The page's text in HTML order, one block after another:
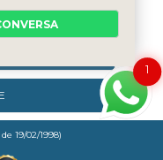
19/02/1998)
1